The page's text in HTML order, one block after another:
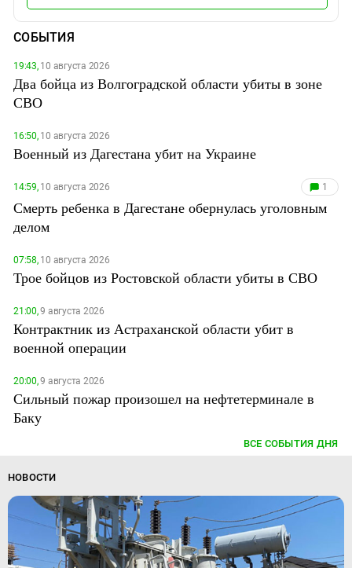
СОБЫТИЯ
19:43,10 августа 2026
Два бойца из Волгоградской области убиты в зоне
СВО
16:50,10 августа 2026
Военный из Дагестана убит на Украине
14:59,10 августа 2026 1
Смерть ребенка в Дагестане обернулась уголовным
делом
07:58,10 августа 2026
Трое бойцов из Ростовской области убиты в СВО
21:00,9 августа 2026
Контрактник из Астраханской области убит в
военной операции
20:00,9 августа 2026
Сильный пожар произошел на нефтетерминале в
Баку
ВСЕ СОБЫТИЯ ДНЯ
НОВОСТИ